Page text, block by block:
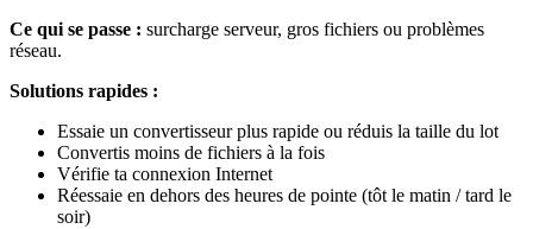
Ce qui se passe : surcharge serveur, gros fichiers ou problèmes
réseau.
Solutions rapides :
Essaie un convertisseur plus rapide ou réduis la taille du lot
Convertis moins de fichiers à la fois
Vérifie ta connexion Internet
Réessaie en dehors des heures de pointe (tôt le matin / tard le
soir)